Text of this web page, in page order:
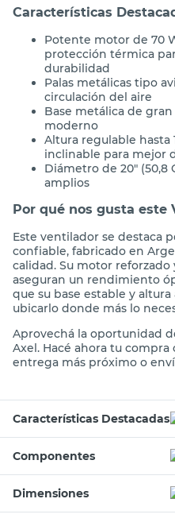
Características
Potente motor de 70
protección térmica
durabilidad
Palas metálicas tipo
circulación del aire
Base metálica de
moderno
Altura regulable hasta
inclinable para mejor
Diámetro de 20" (50,8
amplios
Por qué nos gusta este
Este ventilador se destaca
confiable, fabricado en
calidad. Su motor reforzado
aseguran un rendimiento
que su base estable y
ubicarlo donde más lo
Aprovechá la oportunidad
Axel. Hacé ahora tu
entrega más próximo o
Características Destacadas
Componentes
Dimensiones